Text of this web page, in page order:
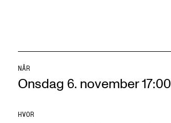
NÅR
Onsdag 6. november 17:00
HVOR